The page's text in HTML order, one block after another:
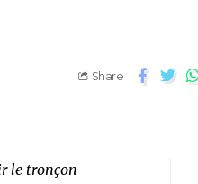
Share
le tronçon